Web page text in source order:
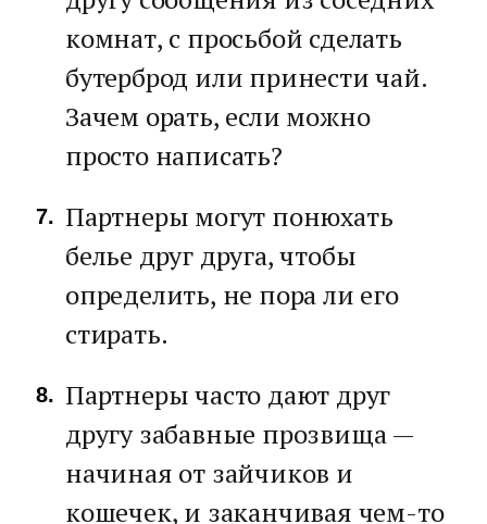
комнат, с просьбой сделать
бутерброд или принести чай.
Зачем орать, если можно
просто написать?
Партнеры могут понюхать
белье друг друга, чтобы
определить, не пора ли его
стирать.
Партнеры часто дают друг
другу забавные прозвища —
начиная от зайчиков и
кошечек, и заканчивая чем-то